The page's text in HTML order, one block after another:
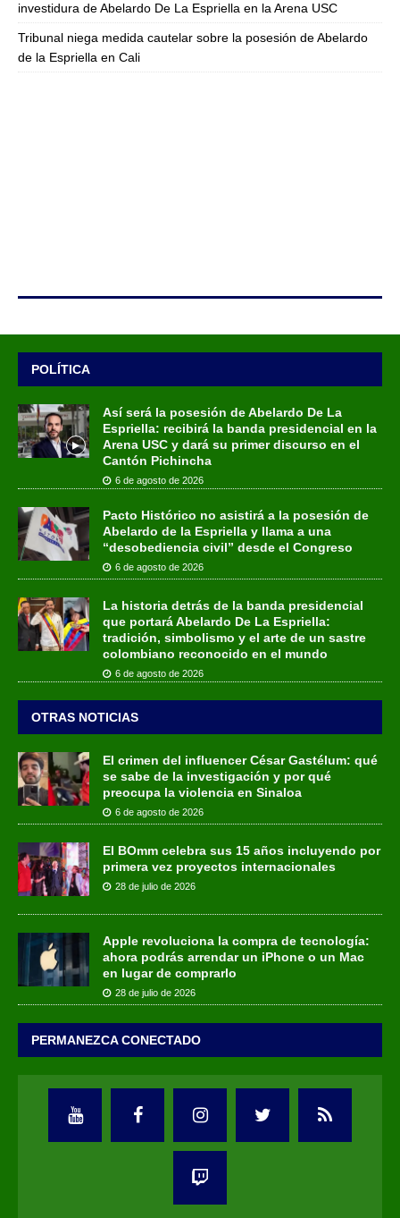
investidura de Abelardo De La Espriella en la Arena USC
Tribunal niega medida cautelar sobre la posesión de Abelardo
de la Espriella en Cali
POLÍTICA
Así será la posesión de Abelardo De La
Espriella: recibirá la banda presidencial en la
Arena USC y dará su primer discurso en el
Cantón Pichincha
6 de agosto de 2026
Pacto Histórico no asistirá a la posesión de
Abelardo de la Espriella y llama a una
“desobediencia civil” desde el Congreso
6 de agosto de 2026
La historia detrás de la banda presidencial
que portará Abelardo De La Espriella:
tradición, simbolismo y el arte de un sastre
colombiano reconocido en el mundo
6 de agosto de 2026
OTRAS NOTICIAS
El crimen del influencer César Gastélum: qué
se sabe de la investigación y por qué
preocupa la violencia en Sinaloa
6 de agosto de 2026
El BOmm celebra sus 15 años incluyendo por
primera vez proyectos internacionales
28 de julio de 2026
Apple revoluciona la compra de tecnología:
ahora podrás arrendar un iPhone o un Mac
en lugar de comprarlo
28 de julio de 2026
PERMANEZCA CONECTADO